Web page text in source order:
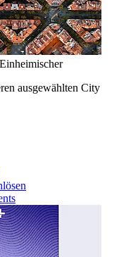
ausgewählten City